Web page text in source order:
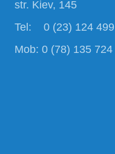
str. Kiev, 145
Tel: 0 (23) 124 499
Mob: 0 (78) 135 724